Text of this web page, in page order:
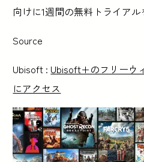
向けに1週間の無料トライアル
Source
Ubisoft : Ubisoft+のフリーウ
にアクセス